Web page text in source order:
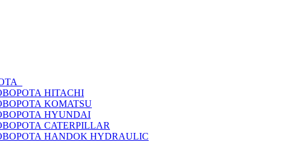
HITACHI
KOMATSU
HYUNDAI
CATERPILLAR
HANDOK HYDRAULIC